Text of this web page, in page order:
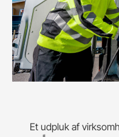
Et udpluk af